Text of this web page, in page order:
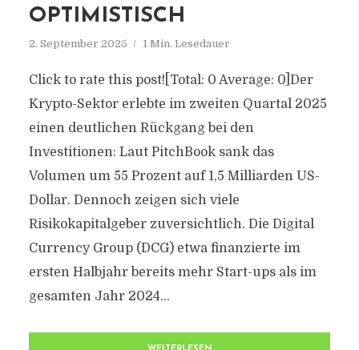
OPTIMISTISCH
2. September 2025 1 Min. Lesedauer
Click to rate this post![Total: 0 Average: 0]Der
Krypto-Sektor erlebte im zweiten Quartal 2025
einen deutlichen Rückgang bei den
Investitionen: Laut PitchBook sank das
Volumen um 55 Prozent auf 1,5 Milliarden US-
Dollar. Dennoch zeigen sich viele
Risikokapitalgeber zuversichtlich. Die Digital
Currency Group (DCG) etwa finanzierte im
ersten Halbjahr bereits mehr Start-ups als im
gesamten Jahr 2024...